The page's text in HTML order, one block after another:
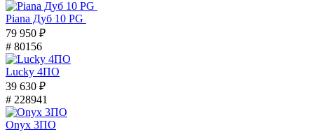
Piana Дуб 10 PG
79 950 ₽
# 80156
Lucky 4ПО
39 630 ₽
# 228941
Onyx 3ПО